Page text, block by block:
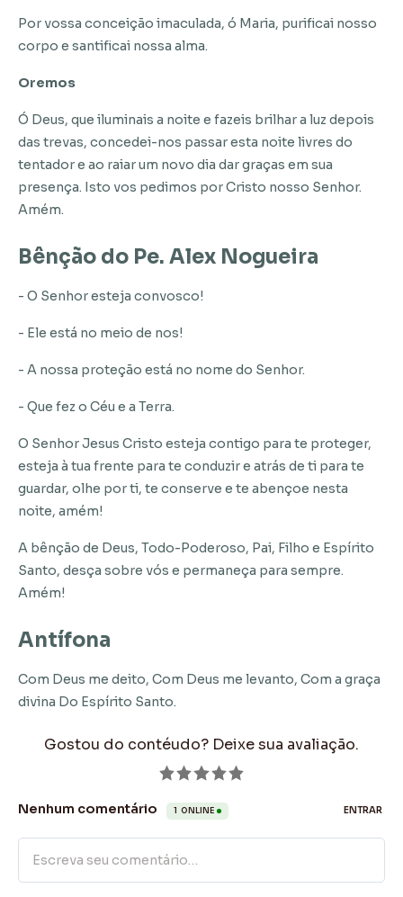
Por vossa conceição imaculada, ó Maria, purificai nosso
corpo e santificai nossa alma.
Oremos
Ó Deus, que iluminais a noite e fazeis brilhar a luz depois
das trevas, concedei-nos passar esta noite livres do
tentador e ao raiar um novo dia dar graças em sua
presença. Isto vos pedimos por Cristo nosso Senhor.
Amém.
Bênção do Pe. Alex Nogueira
- O Senhor esteja convosco!
- Ele está no meio de nos!
- A nossa proteção está no nome do Senhor.
- Que fez o Céu e a Terra.
O Senhor Jesus Cristo esteja contigo para te proteger,
esteja à tua frente para te conduzir e atrás de ti para te
guardar, olhe por ti, te conserve e te abençoe nesta
noite, amém!
A bênção de Deus, Todo-Poderoso, Pai, Filho e Espírito
Santo, desça sobre vós e permaneça para sempre.
Amém!
Antífona
Com Deus me deito, Com Deus me levanto, Com a graça
divina Do Espírito Santo.